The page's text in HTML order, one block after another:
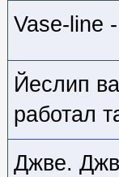
Vase-line
Йеслип
работал
Джве.